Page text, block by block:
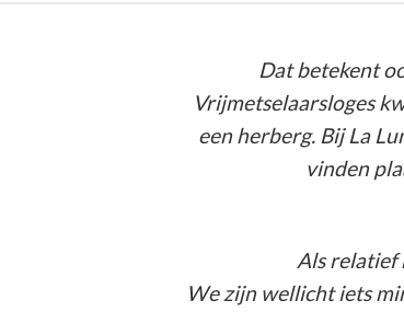
Dat betekent
Vrijmetselaarsloges
een herberg. Bij La
vinden
Als relatief
We zijn wellicht iets